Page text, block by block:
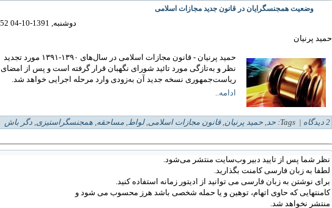
وضعیت همجنسگرایان در قانون جدید مجازات اسلامی
دوشنبه, 1391-10-04 06:52
حمید پرنیان
حمید پرنیان - قانون مجازات اسلامی در سال‌های ۱۳۹۰-۱۳۹۱ مورد تجدید
نظر و به‌تازگی مورد تائید شورای نگهبان قرار گرفته است و پس از امضای
ریاست‌جمهوری نسخه جدید آن به‌زودی وارد مرحله اجرایی خواهد شد.
ادامه..
2 دیدگاه | Tags: حد, حمید پرنیان,قانون مجازات اسلامی,لواط, مساحقه, همجنسگراستیزی, دگر باش
نظر شما پس از تایید دبیر وب‌سایت منتشر می‌شود.
لطفا به زبان فارسی کامنت بگذارید.
برای نوشتن به زبان فارسی می توانید از ادیتور زمانه استفاده کنید.
کامنتهایی که حاوی اتهام، توهین و یا حمله شخصی باشد هرز محسوب می شود و
منتشر نخواهد شد.